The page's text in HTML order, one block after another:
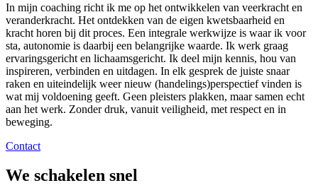
In mijn coaching richt ik me op het ontwikkelen van veerkracht en
veranderkracht. Het ontdekken van de eigen kwetsbaarheid en
kracht horen bij dit proces. Een integrale werkwijze is waar ik voor
sta, autonomie is daarbij een belangrijke waarde. Ik werk graag
ervaringsgericht en lichaamsgericht. Ik deel mijn kennis, hou van
inspireren, verbinden en uitdagen. In elk gesprek de juiste snaar
raken en uiteindelijk weer nieuw (handelings)perspectief vinden is
wat mij voldoening geeft. Geen pleisters plakken, maar samen echt
aan het werk. Zonder druk, vanuit veiligheid, met respect en in
beweging.
Contact
We schakelen snel